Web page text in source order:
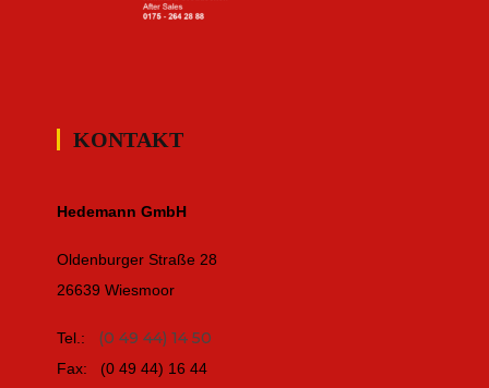
KONTAKT
Hedemann GmbH
Oldenburger Straße 28
26639 Wiesmoor
Tel.: (0 49 44) 14 50
Fax: (0 49 44) 16 44